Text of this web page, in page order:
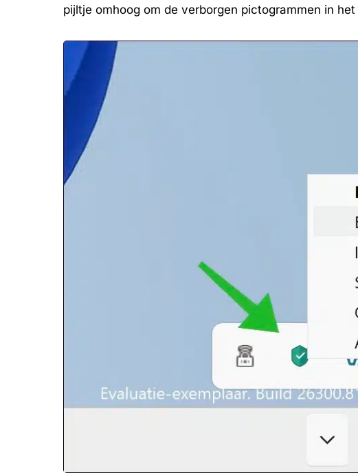
pijltje omhoog om de verborgen pictogrammen in